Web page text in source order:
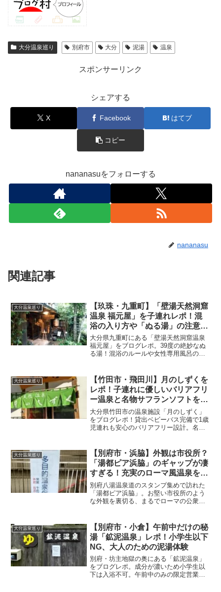
大分温泉巡り 別府市 大分 泥湯 温泉
スポンサーリンク
シェアする
X Facebook はてブ
コピー
nananasuをフォローする
nananasu
関連記事
大分温泉巡り
【玖珠・九重町】「壁湯天然洞窟
温泉 福元屋」を子連れレポ！混
浴の入り方や「ぬる湯」の注意点
は？
大分県九重町にある「壁湯天然洞窟温泉
福元屋」をブログレポ。39度の絶妙なぬ
る湯！混浴のルールや女性専用風呂の有
大分温泉巡り
【竹田市・飛田川】月のしずくを
レポ！子連れに優しいバリアフリ
ー温泉と名物サフランソフトを堪
能
大分県竹田市の温泉施設「月のしずく」
をブログレポ！貸出ベビーバス完備で1歳
児連れも安心のバリアフリー設計。名物
大分温泉巡り
【別府市・浜脇】外観は市役所？
「湯都ピア浜脇」のギャップが凄
すぎる！充実のローマ風温泉をレ
ポート
別府八湯温泉道のスタンプ集めで訪れた
「湯都ピア浜脇」。お堅い市役所のよう
な外観を裏切る、まるでローマの公衆浴
の思い出と共に、その魅力を徹底レビュ
ーします。
大分温泉巡り
【別府市・小倉】午前中だけの秘
湯「鉱泥温泉」レポ！小学生以下
NG、大人のための泥湯体験
別府・坊主地獄の奥にある「鉱泥温泉」
をブログレポ。成分が濃いため小学生以
下は入浴不可。午前中のみの限定営業で